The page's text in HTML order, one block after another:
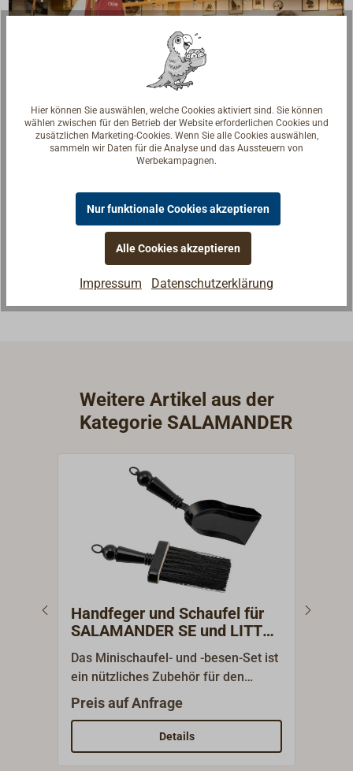
Reden Sie mit Handwerkern, Bootsbauern und
Seglerinnen. Wir verstehen Ihre Fragen und geben die
passende Antwort.
Weitere Artikel aus der
Kategorie SALAMANDER
Handfeger und Schaufel für
SALAMANDER SE und LITTLE
RANGE
Das Minischaufel- und -besen-Set ist
ein nützliches Zubehör für den
kleinen Holzofen! Ein Set wird
standardmäßig mit jedem
SALAMANDER Ofen geliefert. Dieses
kleine, kompakte Set ist nur 15,5 cm
Preis auf Anfrage
Details
Hier können Sie auswählen, welche Cookies aktiviert sind. Sie können
wählen zwischen für den Betrieb der Website erforderlichen Cookies und
zusätzlichen Marketing-Cookies. Wenn Sie alle Cookies auswählen,
sammeln wir Daten für die Analyse und das Aussteuern von
Werbekampagnen.
Nur funktionale Cookies akzeptieren
Alle Cookies akzeptieren
Impressum Datenschutzerklärung